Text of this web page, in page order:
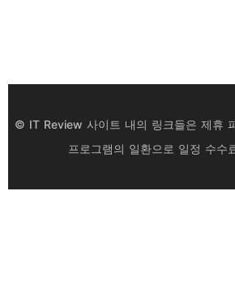
© IT Review 사이트 내의 링크들은 제휴
프로그램의 일환으로 일정 수수